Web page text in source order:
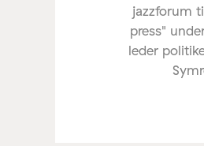
jazzforum
press"
leder